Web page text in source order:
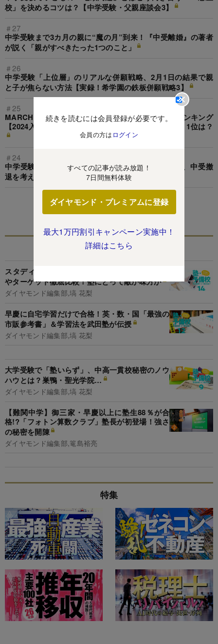
続きを読むには会員登録が必要です。
会員の方は ログイン
すべての記事が読み放題！
7日間無料体験
ダイヤモンド・プレミアムに登録
最大1万円割引キャンペーン実施中！
詳細はこちら
校」を決めるコツは？【中学受験・父親座談会3】
＃27
中学受験まで3カ月の親に“魔の月”到来！『中受離婚』の著者
が説く「親がすべきたった1つのこと」
＃26
中学受験「上位層」のリアルな併願戦略、2月1日の結果で親
と子が焦らない方法【実録！希学園の鉄板併願戦略3】
＃25
MARCH＆関関同立の「現役実進学率」中高一貫校ランキング
【2024入試直前版・163校】MARCH2位は大妻多摩、1位は？
＃24
中学受験の中堅校vs都立高「大学合格実績」を検証、中受撤
退を考えている保護者も必見！
この特集を見る
関連記事
スタディサプリ、スマイルゼミ…ICT教材の特徴
やターゲット徹底比較！塾にとって敵か味方か
ダイヤモンド編集部,塙 花梨
早慶に自宅学習だけで合格！英・数・国「最強の
市販参考書」＆学習法を武田塾が伝授
ダイヤモンド編集部,塙 花梨
大学受験で「塾いらず」、中高一貫校秘密のノウ
ハウとは？巣鴨・聖光学院…
ダイヤモンド編集部,塙 花梨
【難関中学】御三家・早慶以上に塾生88％が合
格!?「フォトン算数クラブ」塾長が初登場！強さ
の秘密を開陳
ダイヤモンド編集部,篭島裕亮
特集